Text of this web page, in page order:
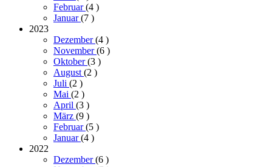
Februar(4 )
Januar(7 )
2023
Dezember(4 )
November(6 )
Oktober(3 )
August(2 )
Juli (2 )
Mai (2 )
April (3 )
März (9 )
Februar(5 )
Januar(4 )
2022
Dezember(6 )